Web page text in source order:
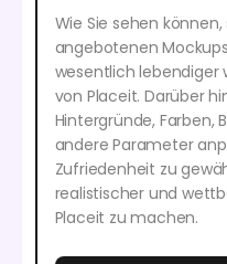
Wie Sie sehen
angebotenen
wesentlich lebendiger
von Placeit. Darüber
Hintergründe, Farben,
andere Parameter
Zufriedenheit zu
realistischer und
Placeit zu machen.